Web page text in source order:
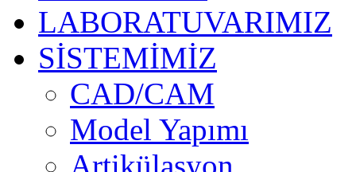
LABORATUVARIMIZ
SİSTEMİMİZ
CAD/CAM
Model Yapımı
Artikülasyon